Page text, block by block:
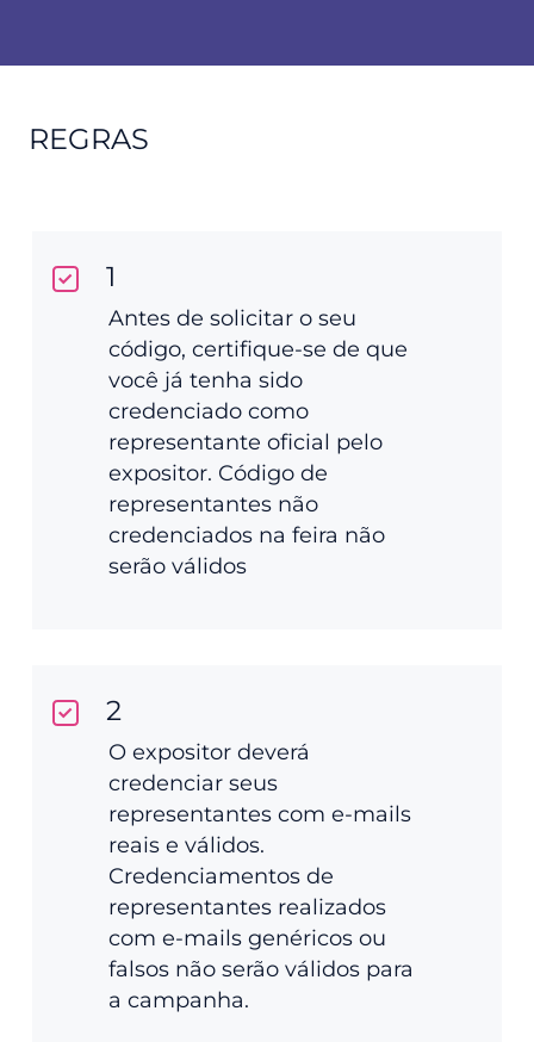
REGRAS
1
Antes de solicitar o seu
código, certifique-se de que
você já tenha sido
credenciado como
representante oficial pelo
expositor. Código de
representantes não
credenciados na feira não
serão válidos
2
O expositor deverá
credenciar seus
representantes com e-mails
reais e válidos.
Credenciamentos de
representantes realizados
com e-mails genéricos ou
falsos não serão válidos para
a campanha.